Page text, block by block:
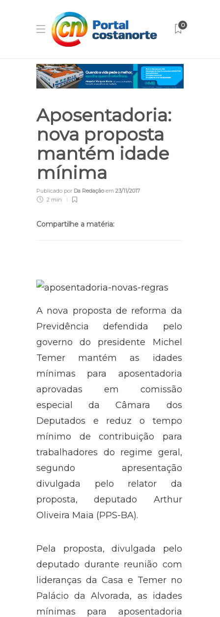
0
Aposentadoria:
nova proposta
mantém idade
mínima
Publicado por Da Redaçãoem 23/11/2017
2 min
Compartilhe a matéria:
A nova proposta de reforma da
Previdência defendida pelo
governo do presidente Michel
Temer mantém as idades
mínimas para aposentadoria
aprovadas em comissão
especial da Câmara dos
Deputados e reduz o tempo
mínimo de contribuição para
trabalhadores do regime geral,
segundo apresentação
divulgada pelo relator da
proposta, deputado Arthur
Oliveira Maia (PPS-BA).
Pela proposta, divulgada pelo
deputado durante reunião com
lideranças da Casa e Temer no
Palácio da Alvorada, as idades
mínimas para aposentadoria